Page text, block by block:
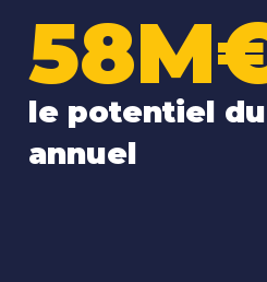
le potentiel
annuel